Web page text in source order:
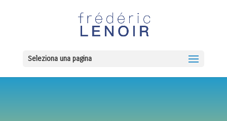
Seleziona una pagina